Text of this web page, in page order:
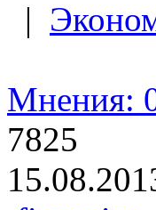
|
Мнения:
7825